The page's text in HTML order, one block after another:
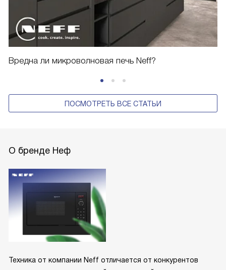
Вредна ли микроволновая печь Neff?
ПОСМОТРЕТЬ ВСЕ СТАТЬИ
О бренде Неф
Техника от компании Neff отличается от конкурентов